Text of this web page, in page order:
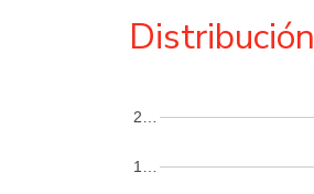
Distribución
1…
2…